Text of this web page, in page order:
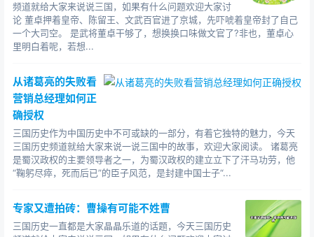
频道就给大家来说说三国，如果有什么问题欢迎大家讨
论 董卓押着皇帝、陈留王、文武百官进了京城，先吓唬着皇帝封了自己
一个大司空。 是武将董卓干够了，想换换口味做文官了?非也，董卓心
里明白着呢，若想...
从诸葛亮的失败看
营销总经理如何正
确授权
三国历史作为中国历史中不可或缺的一部分，有着它独特的魅力，今天
三国历史频道就给大家来说一说三国中的故事，欢迎大家阅读。 诸葛亮
是蜀汉政权的主要领导者之一，为蜀汉政权的建立立下了汗马功劳，他
“鞠躬尽瘁，死而后已”的臣子风范，是封建中国士子“...
专家又遭拍砖：曹操有可能不姓曹
三国历史一直都是大家晶晶乐道的话题，今天三国历史